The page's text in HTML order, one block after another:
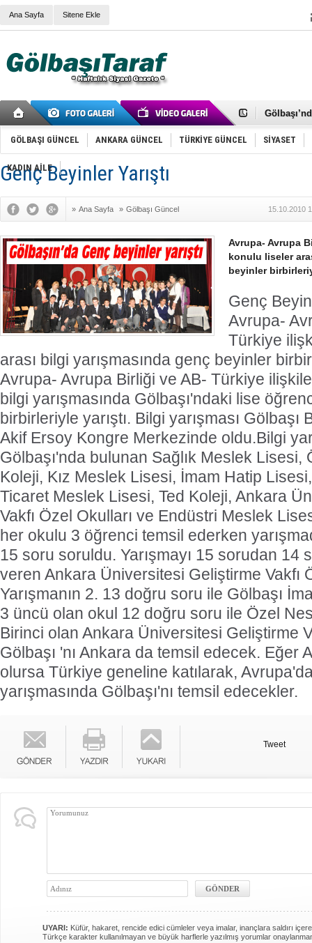
Ana Sayfa Sitene Ekle
Cemal
Samet
FAİZ
Mikail
Gölbaşı
GÖLBAŞI GÜNCEL ANKARA GÜNCEL TÜRKİYE GÜNCEL SİYASET
KADIN AİLE
Genç Beyinler Yarıştı
» Ana Sayfa » Gölbaşı Güncel 15.10.2010
Avrupa- Avrupa
konulu liseler
beyinler
Genç
Avrupa-
Türkiye
arası bilgi yarışmasında genç beyinler
Avrupa- Avrupa Birliği ve AB- Türkiye
bilgi yarışmasında Gölbaşı'ndaki lise
birbirleriyle yarıştı. Bilgi yarışması
Akif Ersoy Kongre Merkezinde oldu.Bilgi
Gölbaşı'nda bulunan Sağlık Meslek Lisesi,
Koleji, Kız Meslek Lisesi, İmam Hatip
Ticaret Meslek Lisesi, Ted Koleji, Ankara
Vakfı Özel Okulları ve Endüstri Meslek
her okulu 3 öğrenci temsil ederken
15 soru soruldu. Yarışmayı 15 sorudan 14
veren Ankara Üniversitesi Geliştirme Vakfı
Yarışmanın 2. 13 doğru soru ile Gölbaşı
3 üncü olan okul 12 doğru soru ile Özel
Birinci olan Ankara Üniversitesi Geliştirme
Gölbaşı 'nı Ankara da temsil edecek. Eğer
olursa Türkiye geneline katılarak,
yarışmasında Gölbaşı'nı temsil edecekler.
Tweet
UYARI: Küfür, hakaret, rencide edici cümleler veya imalar, inançlara saldırı
Türkçe karakter kullanılmayan ve büyük harflerle yazılmış yorumlar